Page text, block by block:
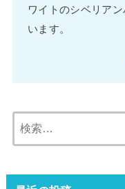
ワイトのシベリア
います。